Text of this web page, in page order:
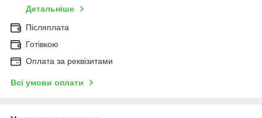
Детальніше
Післяплата
Готівкою
Оплата за реквізитами
Всі умови оплати